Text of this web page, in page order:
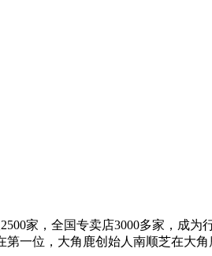
家，全国专卖店3000多家，成为
一位，大角鹿创始人南顺芝在大